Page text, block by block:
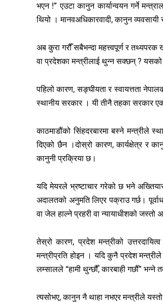
भएन !” एउटा कानुन कार्यान्वयन गर्ने
थियो । मानवअधिकारवादी, कानुन
अब कुरा गरौँ सबैभन्दा महत्त्वपूर्ण र
वा प्रदेशका मन्त्रीलाई थुन्न सक्छन् ?
पहिलो कारण, सङ्घीयता र स्वायत्तता
स्थानीय सरकार । यी तीनै तहका सरकार
काठमाडौंको सिंहदरबारमा बस्ने मन्त्रीले
दिएको छैन ।दोस्रो कारण, कार्यक्षेत्र र
कानुनी प्रक्रिया छ।
यदि मेयरले भ्रष्टाचार गरेको छ भने
अदालतको अनुमति लिएर पक्राउ गर्छ।
वा जेल हाल्ने प्रहरी वा न्यायाधीशको जस्तो
तेस्रो कारण, प्रदेश मन्त्रीको
मन्त्रीप्रति होइन । यदि कुनै प्रदेश
लम्सालले “हामी थुन्छौँ, कारबाही गर्छौँ”
त्यसोभए, कानुन नै थाहा नभएर मन्त्रीले